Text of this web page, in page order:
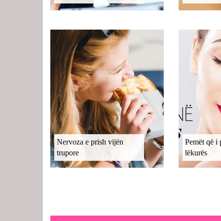
Nervoza e prish vijën
trupore
Pemët që i
lëkurës